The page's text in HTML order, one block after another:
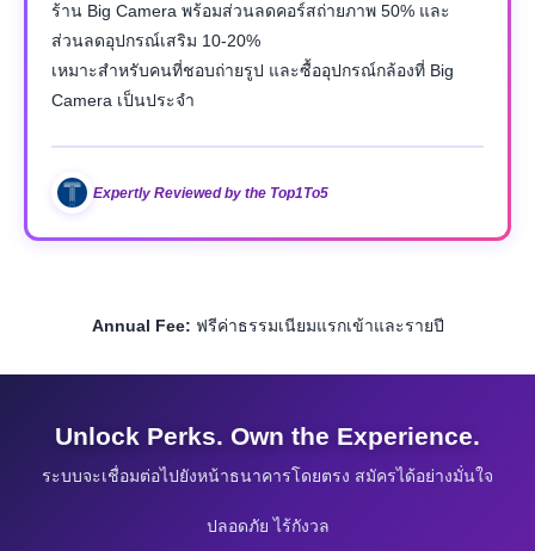
ร้าน Big Camera พร้อมส่วนลดคอร์สถ่ายภาพ 50% และ
ส่วนลดอุปกรณ์เสริม 10-20%
เหมาะสำหรับคนที่ชอบถ่ายรูป และซื้ออุปกรณ์กล้องที่ Big
Camera เป็นประจำ
Expertly Reviewed by the Top1To5
Annual Fee: ฟรีค่าธรรมเนียมแรกเข้าและรายปี
Unlock Perks. Own the Experience.
ระบบจะเชื่อมต่อไปยังหน้าธนาคารโดยตรง สมัครได้อย่างมั่นใจ
ปลอดภัย ไร้กังวล